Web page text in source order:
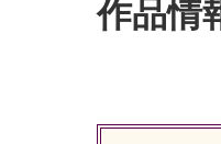
作品情